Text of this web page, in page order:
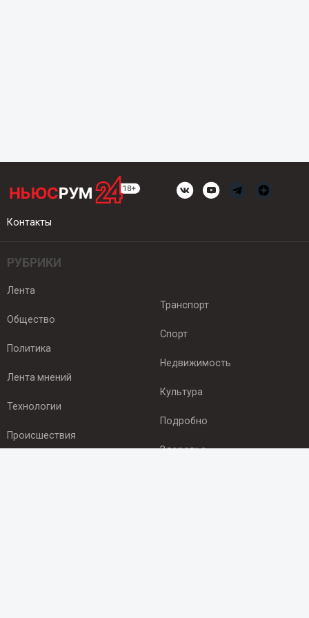
Контакты
РУБРИКИ
Лента
Общество
Политика
Лента мнений
Технологии
Происшествия
Транспорт
Спорт
Недвижимость
Культура
Подробно
Здоровье